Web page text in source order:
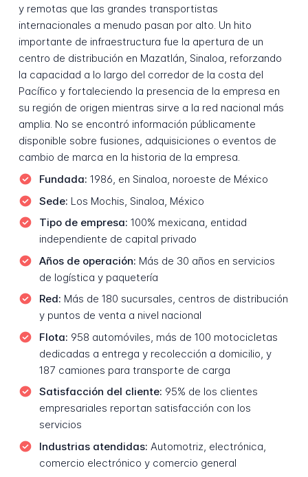
y remotas que las grandes transportistas
internacionales a menudo pasan por alto. Un hito
importante de infraestructura fue la apertura de un
centro de distribución en Mazatlán, Sinaloa, reforzando
la capacidad a lo largo del corredor de la costa del
Pacífico y fortaleciendo la presencia de la empresa en
su región de origen mientras sirve a la red nacional más
amplia. No se encontró información públicamente
disponible sobre fusiones, adquisiciones o eventos de
cambio de marca en la historia de la empresa.
Fundada: 1986, en Sinaloa, noroeste de México
Sede: Los Mochis, Sinaloa, México
Tipo de empresa: 100% mexicana, entidad
independiente de capital privado
Años de operación: Más de 30 años en servicios
de logística y paquetería
Red: Más de 180 sucursales, centros de distribución
y puntos de venta a nivel nacional
Flota: 958 automóviles, más de 100 motocicletas
dedicadas a entrega y recolección a domicilio, y
187 camiones para transporte de carga
Satisfacción del cliente: 95% de los clientes
empresariales reportan satisfacción con los
servicios
Industrias atendidas: Automotriz, electrónica,
comercio electrónico y comercio general